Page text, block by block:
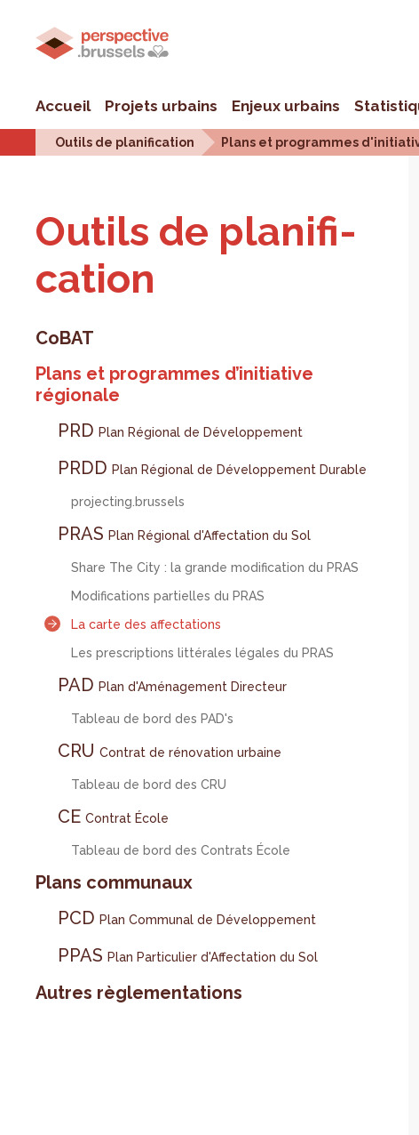
Accueil Projets urbains Enjeux urbains
Outils de planification Plans et programmes
Outils de pla­ni­fi­
ca­tion
CoBAT
Plans et programmes d’initiative
régionale
PRD Plan Régional de Développement
PRDD Plan Régional de Développement Durable
projecting.brussels
PRAS Plan Régional d'Affectation du Sol
Share The City : la grande modification du PRAS
Modifications partielles du PRAS
La carte des affectations
Les prescriptions littérales légales du PRAS
PAD Plan d'Aménagement Directeur
Tableau de bord des PAD's
CRU Contrat de rénovation urbaine
Tableau de bord des CRU
CE Contrat École
Tableau de bord des Contrats École
Plans communaux
PCD Plan Communal de Développement
PPAS Plan Particulier d'Affectation du Sol
Autres règlementations